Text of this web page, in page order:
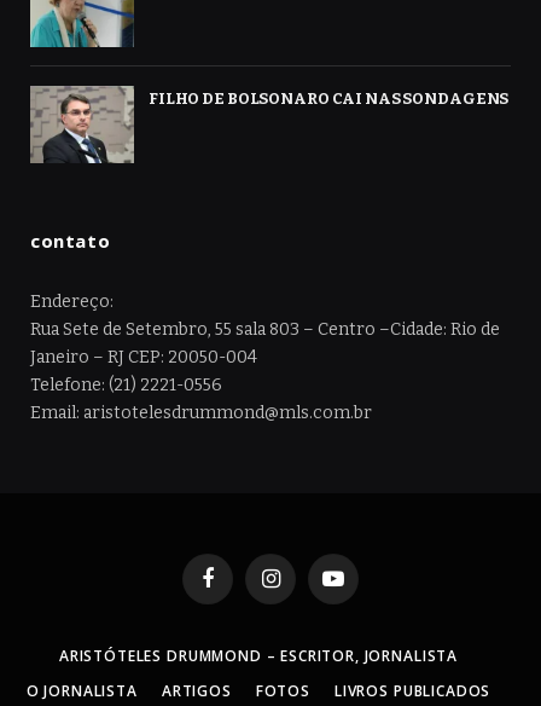
FILHO DE BOLSONARO CAI NAS SONDAGENS
contato
Endereço:
Rua Sete de Setembro, 55 sala 803 – Centro –Cidade: Rio de
Janeiro – RJ CEP: 20050-004
Telefone: (21) 2221-0556
Email: aristotelesdrummond@mls.com.br
FacebookInstagramYouTube
ARISTÓTELES DRUMMOND – ESCRITOR, JORNALISTA
O JORNALISTA
ARTIGOS FOTOS LIVROS PUBLICADOS